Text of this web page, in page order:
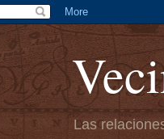
Las